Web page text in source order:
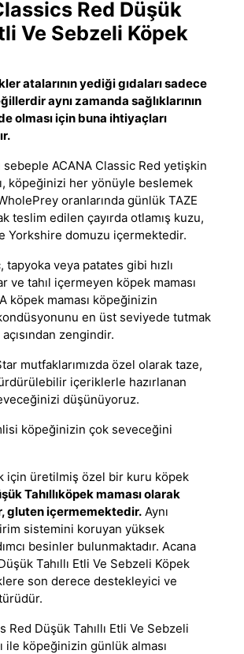
Red Düşük
Ve Sebzeli Köpek
atalarının yediği gıdaları sadece
aynı zamanda sağlıklarının
olması için buna ihtiyaçları
ACANA Classic Red yetişkin
, köpeğinizi her yönüyle beslemek
oranlarında günlük TAZE
teslim edilen çayırda otlamış kuzu,
Yorkshire domuzu içermektedir.
tapyoka veya patates gibi hızlı
ve tahıl içermeyen köpek maması
köpek maması köpeğinizin
en üst seviyede tutmak
zengindir.
mutfaklarımızda özel olarak taze,
içeriklerle hazırlanan
düşünüyoruz.
köpeğinizin çok seveceğini
için üretilmiş özel bir kuru köpek
Tahıllıköpek maması olarak
gluten içermemektedir. Aynı
sistemini koruyan yüksek
besinler bulunmaktadır. Acana
Tahıllı Etli Ve Sebzeli Köpek
son derece destekleyici ve
.
Red Düşük Tahıllı Etli Ve Sebzeli
ile köpeğinizin günlük alması